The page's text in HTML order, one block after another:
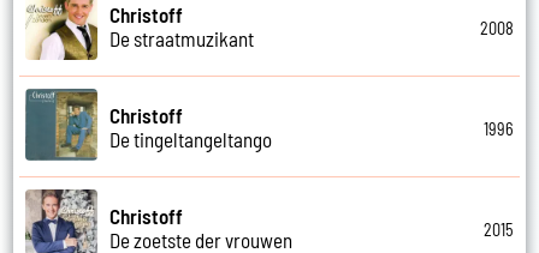
Christoff
De straatmuzikant
2008
Christoff
De tingeltangeltango
1996
Christoff
De zoetste der vrouwen
2015